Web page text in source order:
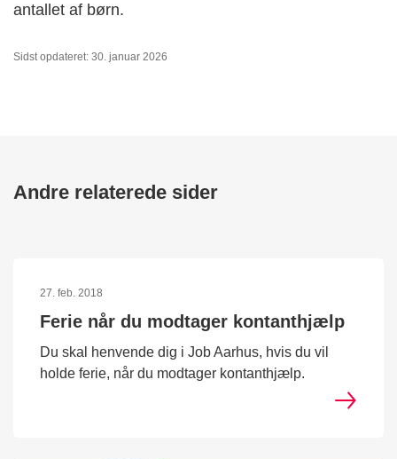
antallet af børn.
Sidst opdateret: 30. januar 2026
Andre relaterede sider
27. feb. 2018
Ferie når du modtager kontanthjælp
Du skal henvende dig i Job Aarhus, hvis du vil
holde ferie, når du modtager kontanthjælp.